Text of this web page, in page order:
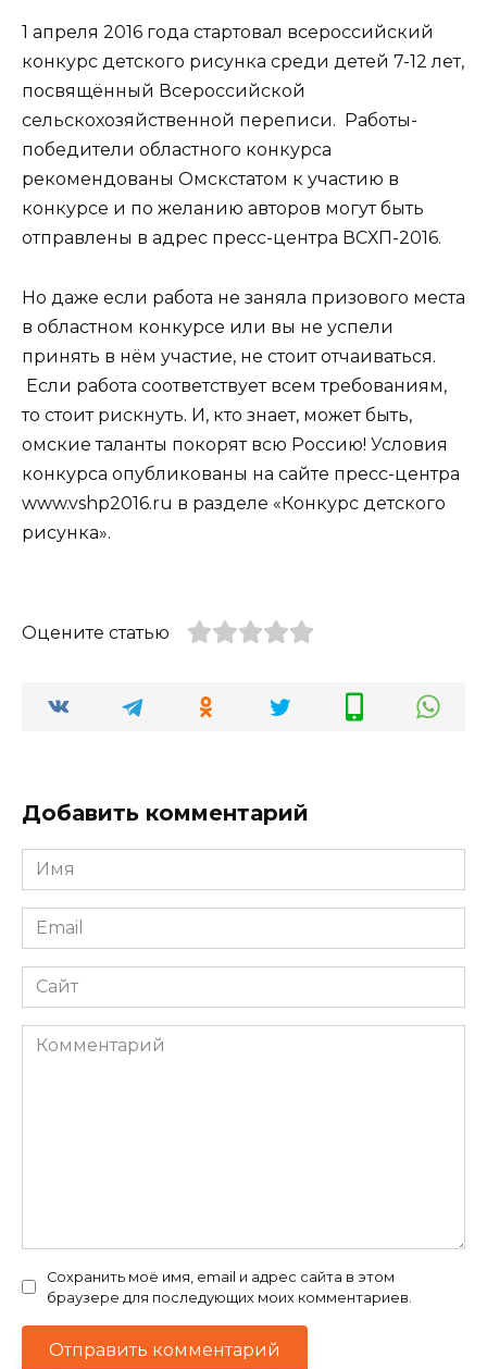
1 апреля 2016 года стартовал всероссийский
конкурс детского рисунка среди детей 7-12 лет,
посвящённый Всероссийской
сельскохозяйственной переписи. Работы-
победители областного конкурса
рекомендованы Омскстатом к участию в
конкурсе и по желанию авторов могут быть
отправлены в адрес пресс-центра ВСХП-2016.
Но даже если работа не заняла призового места
в областном конкурсе или вы не успели
принять в нём участие, не стоит отчаиваться.
Если работа соответствует всем требованиям,
то стоит рискнуть. И, кто знает, может быть,
омские таланты покорят всю Россию! Условия
конкурса опубликованы на сайте пресс-центра
www.vshp2016.ru в разделе «Конкурс детского
рисунка».
Оцените статью
Добавить комментарий
Имя
*
Email
*
Сайт
Комментарий
Сохранить моё имя, email и адрес сайта в этом
браузере для последующих моих комментариев.